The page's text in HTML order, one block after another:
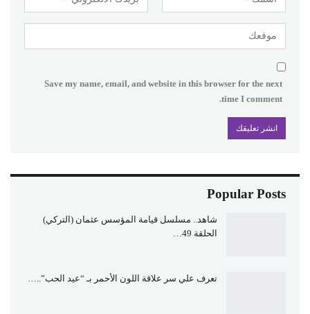
Save my name, email, and website in this browser for the next
time I comment.
Popular Posts
شاهد.. مسلسل قيامة المؤسس عثمان (التركي)
الحلقة 49…
تعرف علي سر علاقة اللون الأحمر بـ “عيد الحب”..…